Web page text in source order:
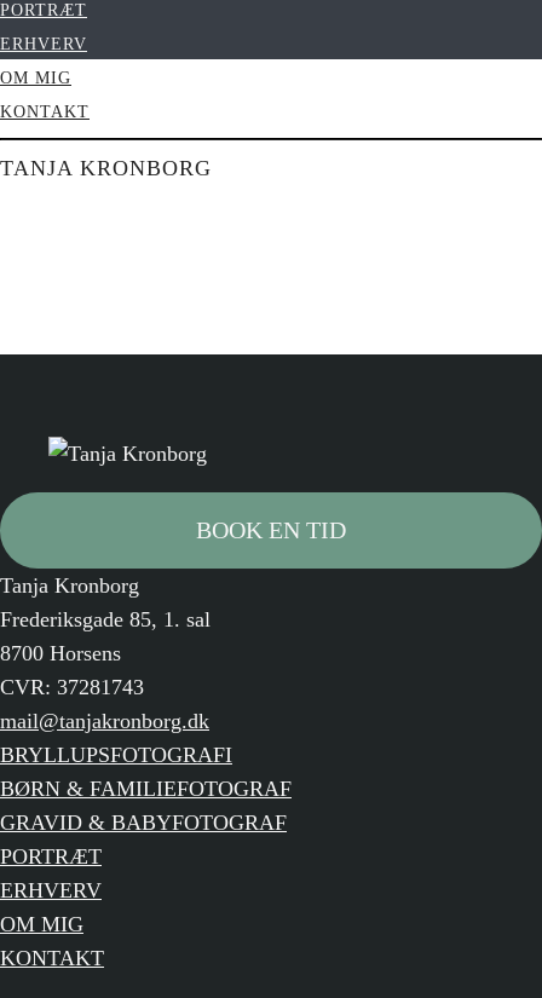
PORTRÆT
ERHVERV
OM MIG
KONTAKT
TANJA KRONBORG
BOOK EN TID
Tanja Kronborg
Frederiksgade 85, 1. sal
8700 Horsens
CVR: 37281743
mail@tanjakronborg.dk
BRYLLUPSFOTOGRAFI
BØRN & FAMILIEFOTOGRAF
GRAVID & BABYFOTOGRAF
PORTRÆT
ERHVERV
OM MIG
KONTAKT